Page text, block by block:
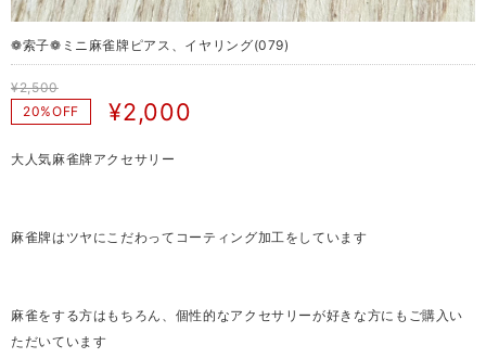
❁ 索子❁ ミニ 麻雀牌ピアス、イヤリング(079)
¥2,500
20%OFF
¥2,000
大人気麻雀牌アクセサリー
麻雀牌はツヤにこだわってコーティング加工をしています
麻雀をする方はもちろん、個性的なアクセサリーが好きな方にもご購入い
ただいています